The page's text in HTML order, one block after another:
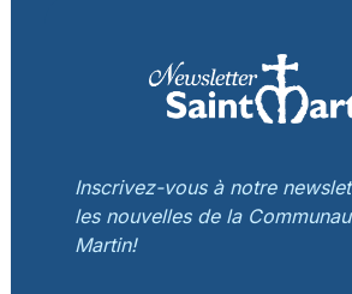
Inscrivez-vous à notre
les nouvelles de la
Martin!